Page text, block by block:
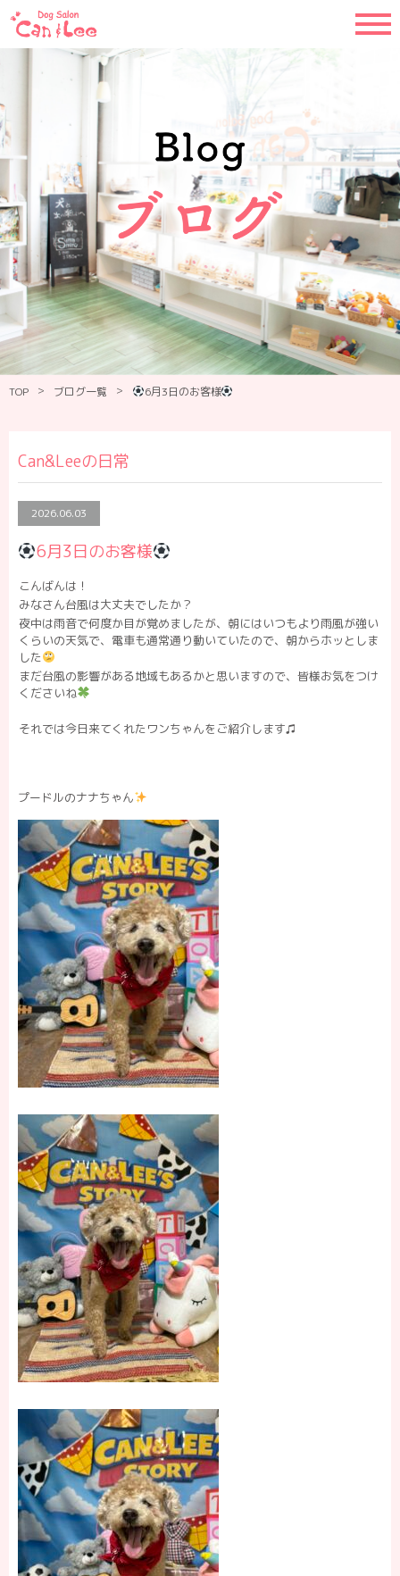
TOP > ブログ一覧 > 6月3日のお客様
Can&Leeの日常
2026.06.03
6月3日のお客様
こんばんは！
みなさん台風は大丈夫でしたか？
夜中は雨音で何度か目が覚めましたが、朝にはいつもより雨風が強い
くらいの天気で、電車も通常通り動いていたので、朝からホッとしま
した
まだ台風の影響がある地域もあるかと思いますので、皆様お気をつけ
くださいね
それでは今日来てくれたワンちゃんをご紹介します♫
プードルのナナちゃん